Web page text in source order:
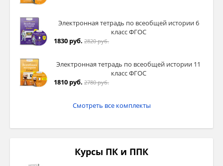
Электронная тетрадь по всеобщей истории 6
класс ФГОС
1830 руб. 2820 руб.
Электронная тетрадь по всеобщей истории 11
класс ФГОС
1810 руб. 2780 руб.
Смотреть все комплекты
Курсы ПК и ППК